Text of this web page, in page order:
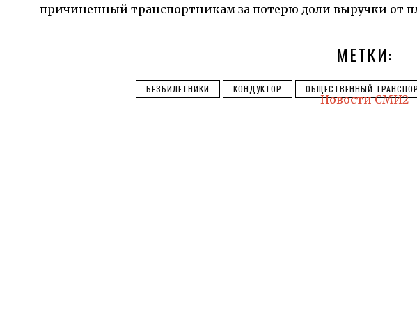
причиненный транспортникам за потерю доли выручки от
МЕТКИ:
БЕЗБИЛЕТНИКИ КОНДУКТОР ОБЩЕСТВЕННЫЙ
Новости СМИ2